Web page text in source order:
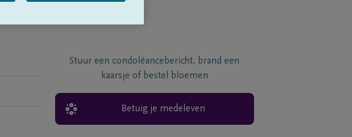
Stuur een condoléancebericht, brand een
kaarsje of bestel bloemen
Betuig je medeleven